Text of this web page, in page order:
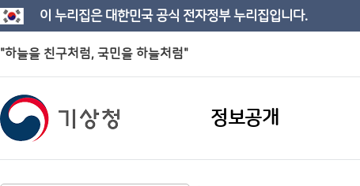
이 누리집은 대한민국 공식 전자정부 누리집입니다.
"하늘을 친구처럼, 국민을 하늘처럼"
정보공개